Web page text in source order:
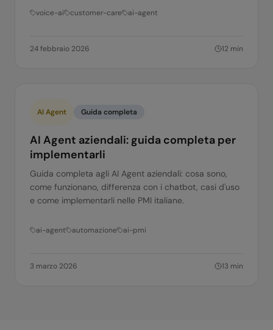
voice-ai customer-care ai-agent
24 febbraio 2026 12 min
AI Agent Guida completa
AI Agent aziendali: guida completa per
implementarli
Guida completa agli AI Agent aziendali: cosa sono,
come funzionano, differenza con i chatbot, casi d'uso
e come implementarli nelle PMI italiane.
ai-agent automazione ai-pmi
3 marzo 2026 13 min